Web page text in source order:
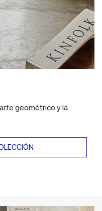
geométrico y la